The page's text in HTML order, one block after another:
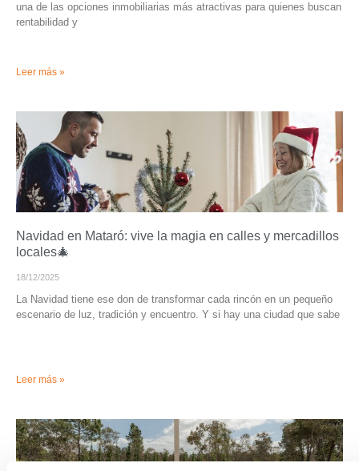
una de las opciones inmobiliarias más atractivas para quienes buscan
rentabilidad y
Leer más »
Navidad en Mataró: vive la magia en calles y mercadillos
locales🎄
18/12/2025
La Navidad tiene ese don de transformar cada rincón en un pequeño
escenario de luz, tradición y encuentro. Y si hay una ciudad que sabe
Leer más »